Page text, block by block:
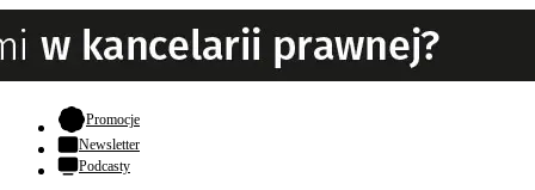
Promocje- otwiera się w nowej karcie
Newsletter
Podcasty